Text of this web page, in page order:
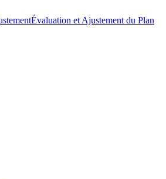
Évaluation et Ajustement du Plan